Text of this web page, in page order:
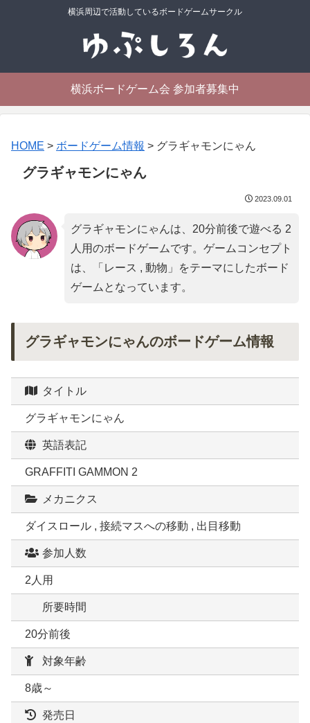
横浜周辺で活動しているボードゲームサークル
横浜ボードゲーム会 参加者募集中
HOME > ボードゲーム情報 > グラギャモンにゃん
グラギャモンにゃん
2023.09.01
グラギャモンにゃんは、20分前後で遊べる 2
人用のボードゲームです。ゲームコンセプト
は、「 レース , 動物 」をテーマにしたボード
ゲームとなっています。
グラギャモンにゃんのボードゲーム情報
タイトル
グラギャモンにゃん
英語表記
GRAFFITI GAMMON 2
メカニクス
ダイスロール , 接続マスへの移動 , 出目移動
参加人数
2人用
所要時間
20分前後
対象年齢
8歳～
発売日